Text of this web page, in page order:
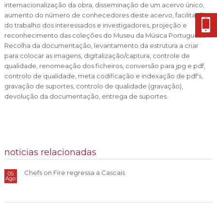
MAPA DO PORTAL
internacionalização da obra, disseminação de um acervo único,
aumento do número de conhecedores deste acervo, facilitação
do trabalho dos interessados e investigadores, projeção e
reconhecimento das coleções do Museu da Música Portuguesa.
Recolha da documentação, levantamento da estrutura a criar
para colocar as imagens, digitalização/captura, controle de
qualidade, renomeação dos ficheiros, conversão para jpg e pdf,
controlo de qualidade, meta codificação e indexação de pdf's,
gravação de suportes, controlo de qualidade (gravação),
devolução da documentação, entrega de suportes.
noticias relacionadas
05
Ago
Chefs on Fire regressa a Cascais